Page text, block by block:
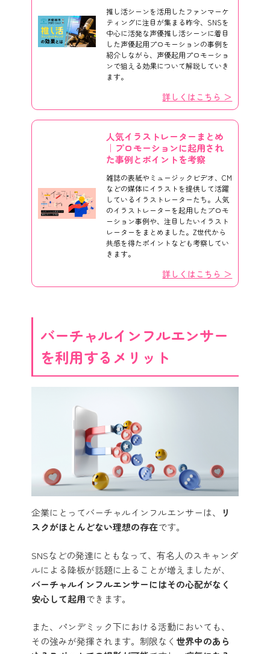
推し活シーンを活用したファンマーケ
ティングに注目が集まる昨今、SNSを
中心に活発な声優推し活シーンに着目
した声優起用プロモーションの事例を
紹介しながら、声優起用プロモーショ
ンで狙える効果について解説していき
ます。
詳しくはこちら ＞
人気イラストレーターまとめ
｜プロモーションに起用され
た事例とポイントを考察
雑誌の表紙やミュージックビデオ、CM
などの媒体にイラストを提供して活躍
しているイラストレーターたち。人気
のイラストレーターを起用したプロモ
ーション事例や、注目したいイラスト
レーターをまとめました。Z世代から
共感を得たポイントなども考察してい
きます。
詳しくはこちら ＞
バーチャルインフルエンサー
を利用するメリット
企業にとってバーチャルインフルエンサーは、
リ
スクがほとんどない理想の存在です。
SNSなどの発達にともなって、有名人のスキャンダ
ルによる降板が話題に上ることが増えましたが、
バーチャルインフルエンサーにはその心配がなく
安心して起用できます。
また、パンデミック下における活動においても、
その強みが発揮されます。制限なく 世界中のあら